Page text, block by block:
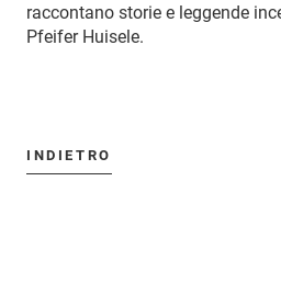
raccontano storie e leggende
Pfeifer Huisele.
INDIETRO